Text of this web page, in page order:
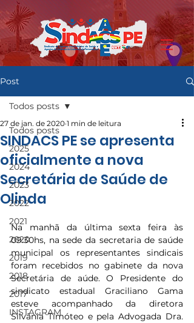
Post
Todos posts
2025
2024
2023
2022
2021
2020
2019
2018
2017
INSTAGRAM
Todos posts
SINDACS PE se apresenta
oficialmente a nova
Secretária de Saúde de
Olinda
27 de jan. de 2020 1 min de leitura
Na manhã da última sexta feira às
09:30hs, na sede da secretaria de saúde
municipal os representantes sindicais
foram recebidos no gabinete da nova
Secretária de aúde. O Presidente do
sindicato estadual Graciliano Gama
esteve acompanhado da diretora
Silvânia Timóteo e pela Advogada Dra.